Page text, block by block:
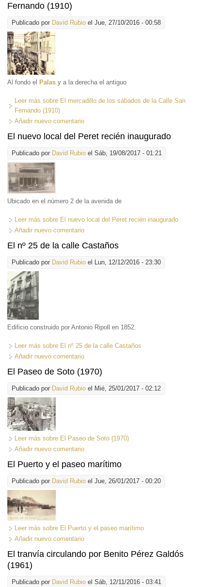
Fernando (1910)
Publicado por David Rubio el Jue, 27/10/2016 - 00:58
Al fondo el Palas y a la derecha el antiguo
Leer más sobre El mercadillo de los sábados de la Calle San
Fernando (1910)
Añadir nuevo comentario
El nuevo local del Peret recién inaugurado
Publicado por David Rubio el Sáb, 19/08/2017 - 01:21
Ubicado en el número 2 de la avenida de
Leer más sobre El nuevo local del Peret recién inaugurado
Añadir nuevo comentario
El nº 25 de la calle Castaños
Publicado por David Rubio el Lun, 12/12/2016 - 23:30
Edificio construido por Antonio Ripoll en 1852.
Leer más sobre El nº 25 de la calle Castaños
Añadir nuevo comentario
El Paseo de Soto (1970)
Publicado por David Rubio el Mié, 25/01/2017 - 02:12
Leer más sobre El Paseo de Soto (1970)
Añadir nuevo comentario
El Puerto y el paseo marítimo
Publicado por David Rubio el Jue, 26/01/2017 - 00:20
Leer más sobre El Puerto y el paseo marítimo
Añadir nuevo comentario
El tranvía circulando por Benito Pérez Galdós
(1961)
Publicado por David Rubio el Sáb, 12/11/2016 - 03:41